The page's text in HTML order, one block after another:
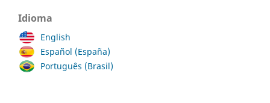
Idioma
English
Español (España)
Português (Brasil)